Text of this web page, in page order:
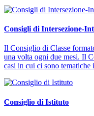
Consigli di Intersezione-
Il Consiglio di Classe
una volta ogni due mesi. Il
casi in cui ci sono tematiche
Consiglio di Istituto